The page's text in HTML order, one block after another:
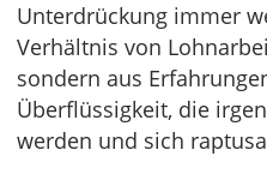
Unterdrückung immer
Verhältnis von
sondern aus
Überflüssigkeit, die
werden und sich